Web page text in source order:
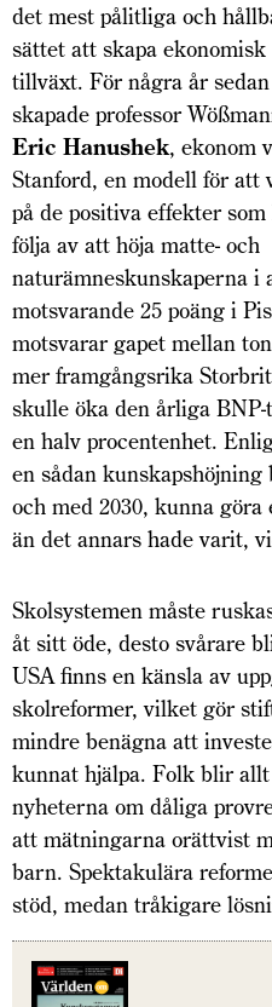
det mest pålitliga och
sättet att skapa ekonomisk
tillväxt. För några år sedan
skapade professor
Eric Hanushek, ekonom
Stanford, en modell för att
på de positiva effekter som
följa av att höja matte- och
naturämneskunskaperna i
motsvarande 25 poäng i
motsvarar gapet mellan
mer framgångsrika
skulle öka den årliga
en halv procentenhet.
en sådan
och med 2030, kunna
än det annars hade varit,
Skolsystemen måste
åt sitt öde, desto svårare
USA finns en känsla av
skolreformer, vilket gör
mindre benägna att
kunnat hjälpa. Folk blir
nyheterna om dåliga
att mätningarna orättvist
barn. Spektakulära
stöd, medan tråkigare